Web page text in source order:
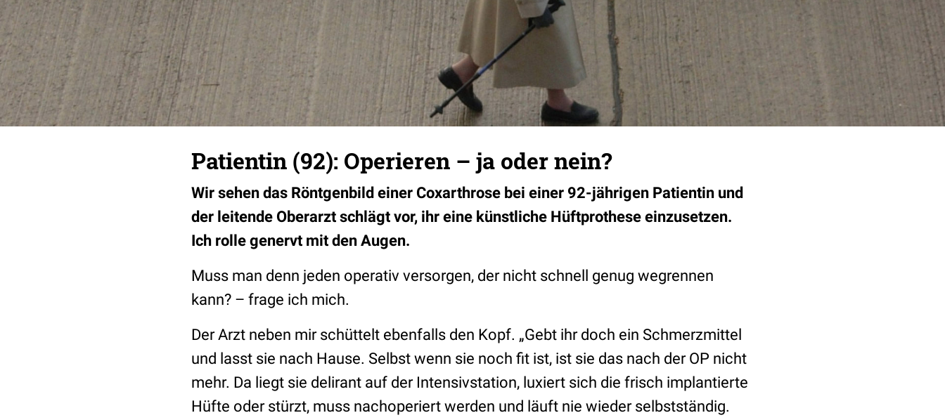
Patientin (92): Operieren – ja oder nein?
Wir sehen das Röntgenbild einer Coxarthrose bei einer 92-jährigen Patientin und
der leitende Oberarzt schlägt vor, ihr eine künstliche Hüftprothese einzusetzen.
Ich rolle genervt mit den Augen.
Muss man denn jeden operativ versorgen, der nicht schnell genug wegrennen
kann? – frage ich mich.
Der Arzt neben mir schüttelt ebenfalls den Kopf. „Gebt ihr doch ein Schmerzmittel
und lasst sie nach Hause. Selbst wenn sie noch fit ist, ist sie das nach der OP nicht
mehr. Da liegt sie delirant auf der Intensivstation, luxiert sich die frisch implantierte
Hüfte oder stürzt, muss nachoperiert werden und läuft nie wieder selbstständig.